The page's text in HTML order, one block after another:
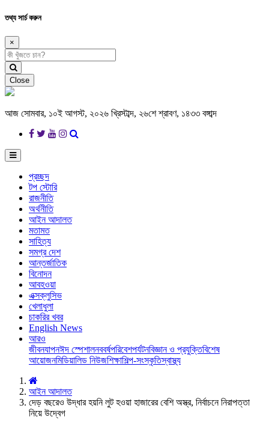
তথ্য সার্চ করুন
×
Close
আজ সোমবার, ১০ই আগস্ট, ২০২৬ খ্রিস্টাব্দ, ২৬শে শ্রাবণ, ১৪৩৩ বঙ্গাব্দ
প্রচ্ছদ
টপ স্টোরি
রাজনীতি
অর্থনীতি
আইন আদালত
মতামত
সাহিত্য
সমগ্র দেশ
আন্তর্জাতিক
বিনোদন
আবহওয়া
এক্সক্লুসিভ
খেলাধুলা
চাকরির খবর
English News
আরও
জীবনযাপনঈদ স্পেশালনববর্ষপরিবেশপর্যটনবিজ্ঞান ও প্রযুক্তিবিশেষ
আয়োজনমিডিয়ালিড নিউজশিক্ষাশিল্প-সংস্কৃতিস্বাস্থ্য
আইন আদালত
দেড় বছরেও উদ্ধার হয়নি লুট হওয়া হাজারের বেশি অস্ত্র, নির্বাচনে নিরাপত্তা
নিয়ে উদ্বেগ